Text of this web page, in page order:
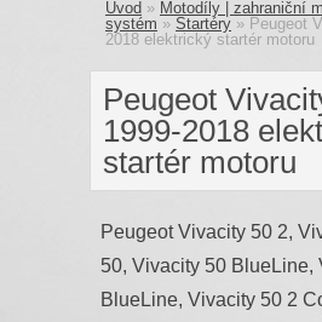
Úvod » Motodíly | zahraniční
systém » Startéry » Peugeot
2018 elektrický startér motoru
Peugeot
1999-2018
startér motoru
Peugeot Vivacity 50 2,
50, Vivacity 50 BlueLine,
BlueLine, Vivacity 50 2